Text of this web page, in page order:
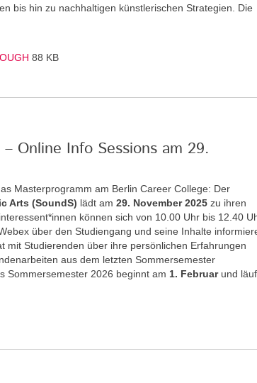
bis hin zu nachhaltigen künstlerischen Strategien. Die
88 KB
Online Info Sessions am 29.
Masterprogramm am Berlin Career College: Der
Arts (SoundS) lädt am 29. November 2025 zu ihren
können sich von 10.00 Uhr bis 12.40
über den Studiengang und seine Inhalte
mit Studierenden über ihre persönlichen Erfahrungen
aus dem letzten Sommersemester
Sommersemester 2026 beginnt am 1. Februar und